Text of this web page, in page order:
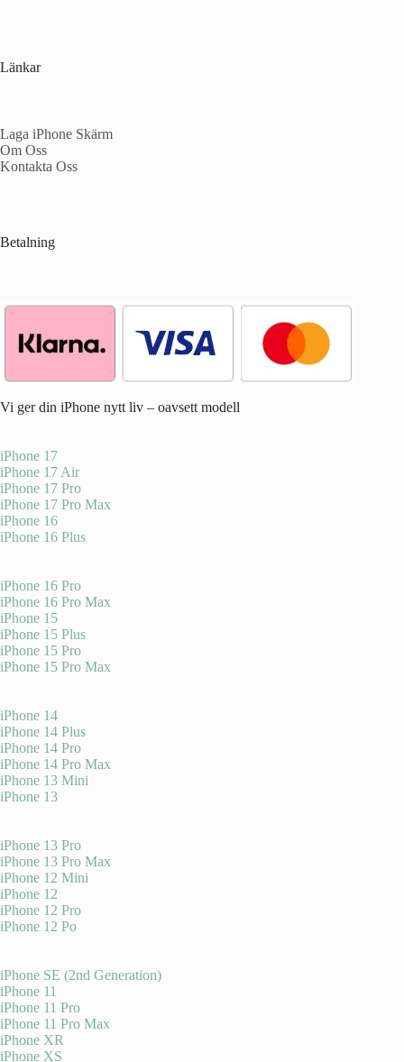
Länkar
Laga iPhone Skärm
Om Oss
Kontakta Oss
Betalning
Vi ger din iPhone nytt liv – oavsett modell
iPhone 17
iPhone 17 Air
iPhone 17 Pro
iPhone 17 Pro Max
iPhone 16
iPhone 16 Plus
iPhone 16 Pro
iPhone 16 Pro Max
iPhone 15
iPhone 15 Plus
iPhone 15 Pro
iPhone 15 Pro Max
iPhone 14
iPhone 14 Plus
iPhone 14 Pro
iPhone 14 Pro Max
iPhone 13 Mini
iPhone 13
iPhone 13 Pro
iPhone 13 Pro Max
iPhone 12 Mini
iPhone 12
iPhone 12 Pro
iPhone 12 Po
iPhone SE (2nd Generation)
iPhone 11
iPhone 11 Pro
iPhone 11 Pro Max
iPhone XR
iPhone XS